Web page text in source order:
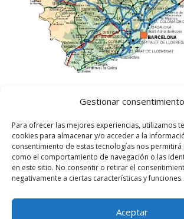
Gestionar consentimiento
Para ofrecer las mejores experiencias, utilizamos
cookies para almacenar y/o acceder a la
consentimiento de estas tecnologías nos
como el comportamiento de navegación o las
en este sitio. No consentir o retirar el
negativamente a ciertas características y funciones.
Aceptar
Lampista Barcelona.